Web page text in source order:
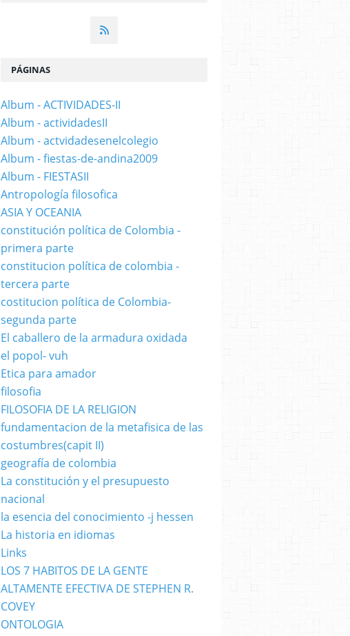
PÁGINAS
Album - ACTIVIDADES-II
Album - actividadesII
Album - actvidadesenelcolegio
Album - fiestas-de-andina2009
Album - FIESTASII
Antropología filosofica
ASIA Y OCEANIA
constitución política de Colombia -
primera parte
constitucion política de colombia -
tercera parte
costitucion política de Colombia-
segunda parte
El caballero de la armadura oxidada
el popol- vuh
Etica para amador
filosofia
FILOSOFIA DE LA RELIGION
fundamentacion de la metafisica de las
costumbres(capit II)
geografía de colombia
La constitución y el presupuesto
nacional
la esencia del conocimiento -j hessen
La historia en idiomas
Links
LOS 7 HABITOS DE LA GENTE
ALTAMENTE EFECTIVA DE STEPHEN R.
COVEY
ONTOLOGIA